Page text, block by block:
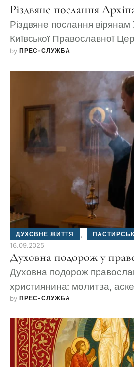
Різдвяне послання
Різдвяне послання вірянам
Київської Православної
by ПРЕС-СЛУЖБА
ДУХОВНЕ ЖИТТЯ
16.09.2025
Духовна подорож у
Духовна подорож
християнина: молитва,
громаді Київської Церкви.
by ПРЕС-СЛУЖБА